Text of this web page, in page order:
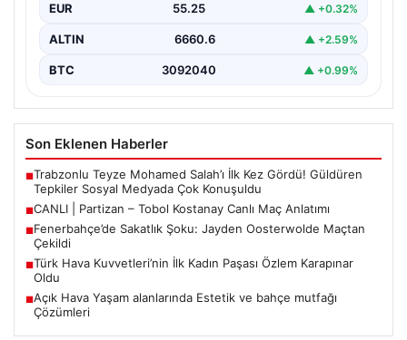
EUR 55.25 ▲ +0.32%
ALTIN 6660.6 ▲ +2.59%
BTC 3092040 ▲ +0.99%
Son Eklenen Haberler
■Trabzonlu Teyze Mohamed Salah’ı İlk Kez Gördü! Güldüren
Tepkiler Sosyal Medyada Çok Konuşuldu
■CANLI | Partizan – Tobol Kostanay Canlı Maç Anlatımı
■Fenerbahçe’de Sakatlık Şoku: Jayden Oosterwolde Maçtan
Çekildi
■Türk Hava Kuvvetleri’nin İlk Kadın Paşası Özlem Karapınar
Oldu
■Açık Hava Yaşam alanlarında Estetik ve bahçe mutfağı
Çözümleri